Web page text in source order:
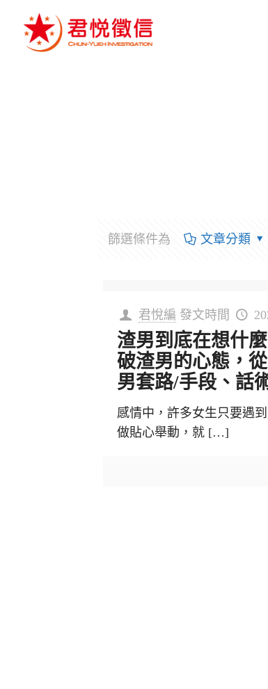
篩選條件為 文章分類
君悅編 發文時間
渣男到底在想什
破渣男的心態，
男套路/手段、話
感情中，許多女生只要遇
做貼心舉動，就 […]